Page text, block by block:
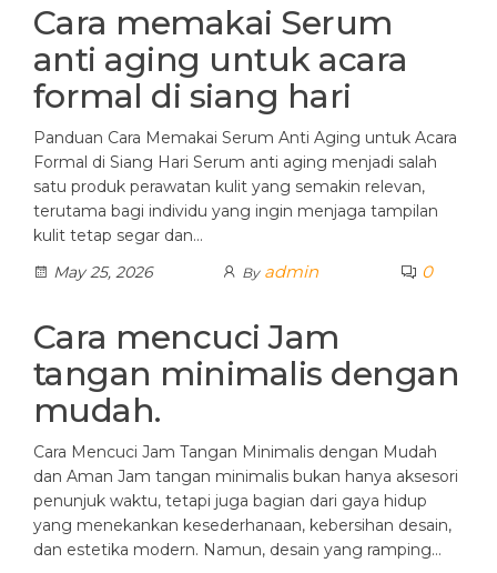
Cara memakai Serum
anti aging untuk acara
formal di siang hari
Panduan Cara Memakai Serum Anti Aging untuk Acara
Formal di Siang Hari Serum anti aging menjadi salah
satu produk perawatan kulit yang semakin relevan,
terutama bagi individu yang ingin menjaga tampilan
kulit tetap segar dan…
May 25, 2026
By admin 0
Cara mencuci Jam
tangan minimalis dengan
mudah.
Cara Mencuci Jam Tangan Minimalis dengan Mudah
dan Aman Jam tangan minimalis bukan hanya aksesori
penunjuk waktu, tetapi juga bagian dari gaya hidup
yang menekankan kesederhanaan, kebersihan desain,
dan estetika modern. Namun, desain yang ramping…